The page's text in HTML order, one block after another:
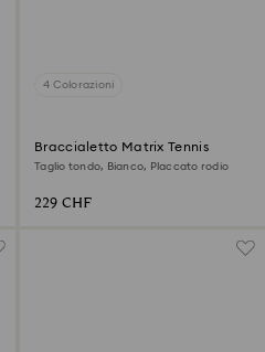
4 Colorazioni
Braccialetto Matrix Tennis
Taglio tondo, Bianco, Placcato rodio
229 CHF